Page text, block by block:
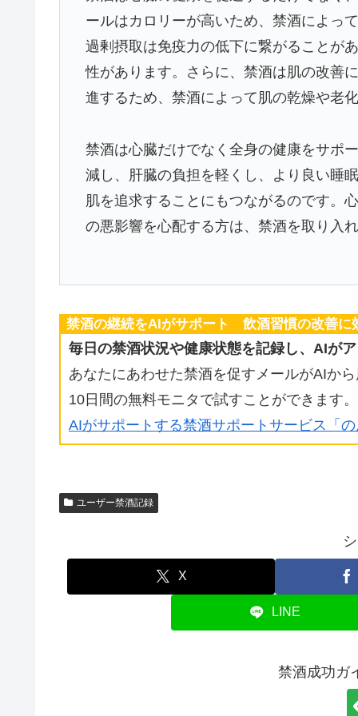
ールはカロリーが高いため、禁酒によっ
過剰摂取は免疫力の低下に繋がることが
性があります。さらに、禁酒は肌の改善
進するため、禁酒によって肌の乾燥や老
禁酒は心臓だけでなく全身の健康をサポ
減し、肝臓の負担を軽くし、より良い睡
肌を追求することにもつながるのです。
の悪影響を心配する方は、禁酒を取り入
禁酒の継続をAIがサポート 飲酒習慣の改善に
毎日の禁酒状況や健康状態を記録し、AIが
あなたにあわせた禁酒を促すメールがAIか
10日間の無料モニタで試すことができます。
AIがサポートする禁酒サポートサービス「
ユーザー禁酒記録
X
LINE
禁酒成功ガ